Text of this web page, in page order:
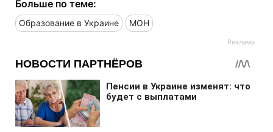
Больше по теме:
Образование в Украине МОН